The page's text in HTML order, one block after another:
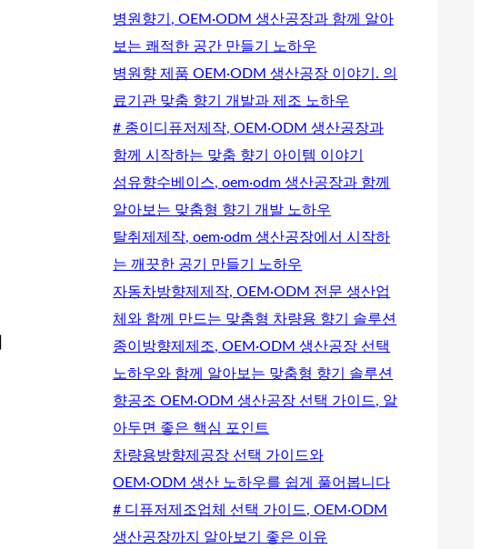
병원향기, OEM·ODM 생산공장과 함께 알아
보는 쾌적한 공간 만들기 노하우
병원향 제품 OEM·ODM 생산공장 이야기. 의
료기관 맞춤 향기 개발과 제조 노하우
# 종이디퓨저제작, OEM·ODM 생산공장과
함께 시작하는 맞춤 향기 아이템 이야기
섬유향수베이스, oem·odm 생산공장과 함께
알아보는 맞춤형 향기 개발 노하우
탈취제제작, oem·odm 생산공장에서 시작하
는 깨끗한 공기 만들기 노하우
자동차방향제제작, OEM·ODM 전문 생산업
체와 함께 만드는 맞춤형 차량용 향기 솔루션
종이방향제제조, OEM·ODM 생산공장 선택
노하우와 함께 알아보는 맞춤형 향기 솔루션
향공조 OEM·ODM 생산공장 선택 가이드, 알
아두면 좋은 핵심 포인트
차량용방향제공장 선택 가이드와
OEM·ODM 생산 노하우를 쉽게 풀어봅니다
# 디퓨저제조업체 선택 가이드, OEM·ODM
생산공장까지 알아보기 좋은 이유